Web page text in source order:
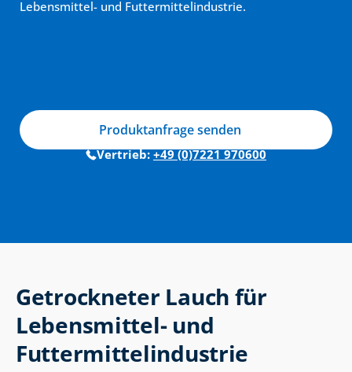
Lebensmittel- und Futtermittelindustrie.
Vertrieb: +49 (0)7221 970600
Produktanfrage senden
Getrockneter Lauch für
Lebensmittel- und
Futtermittelindustrie